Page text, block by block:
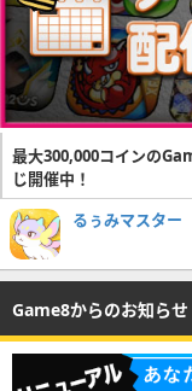
最大300,000コインの
じ開催中！
るぅみマスター
Game8からのお知らせ